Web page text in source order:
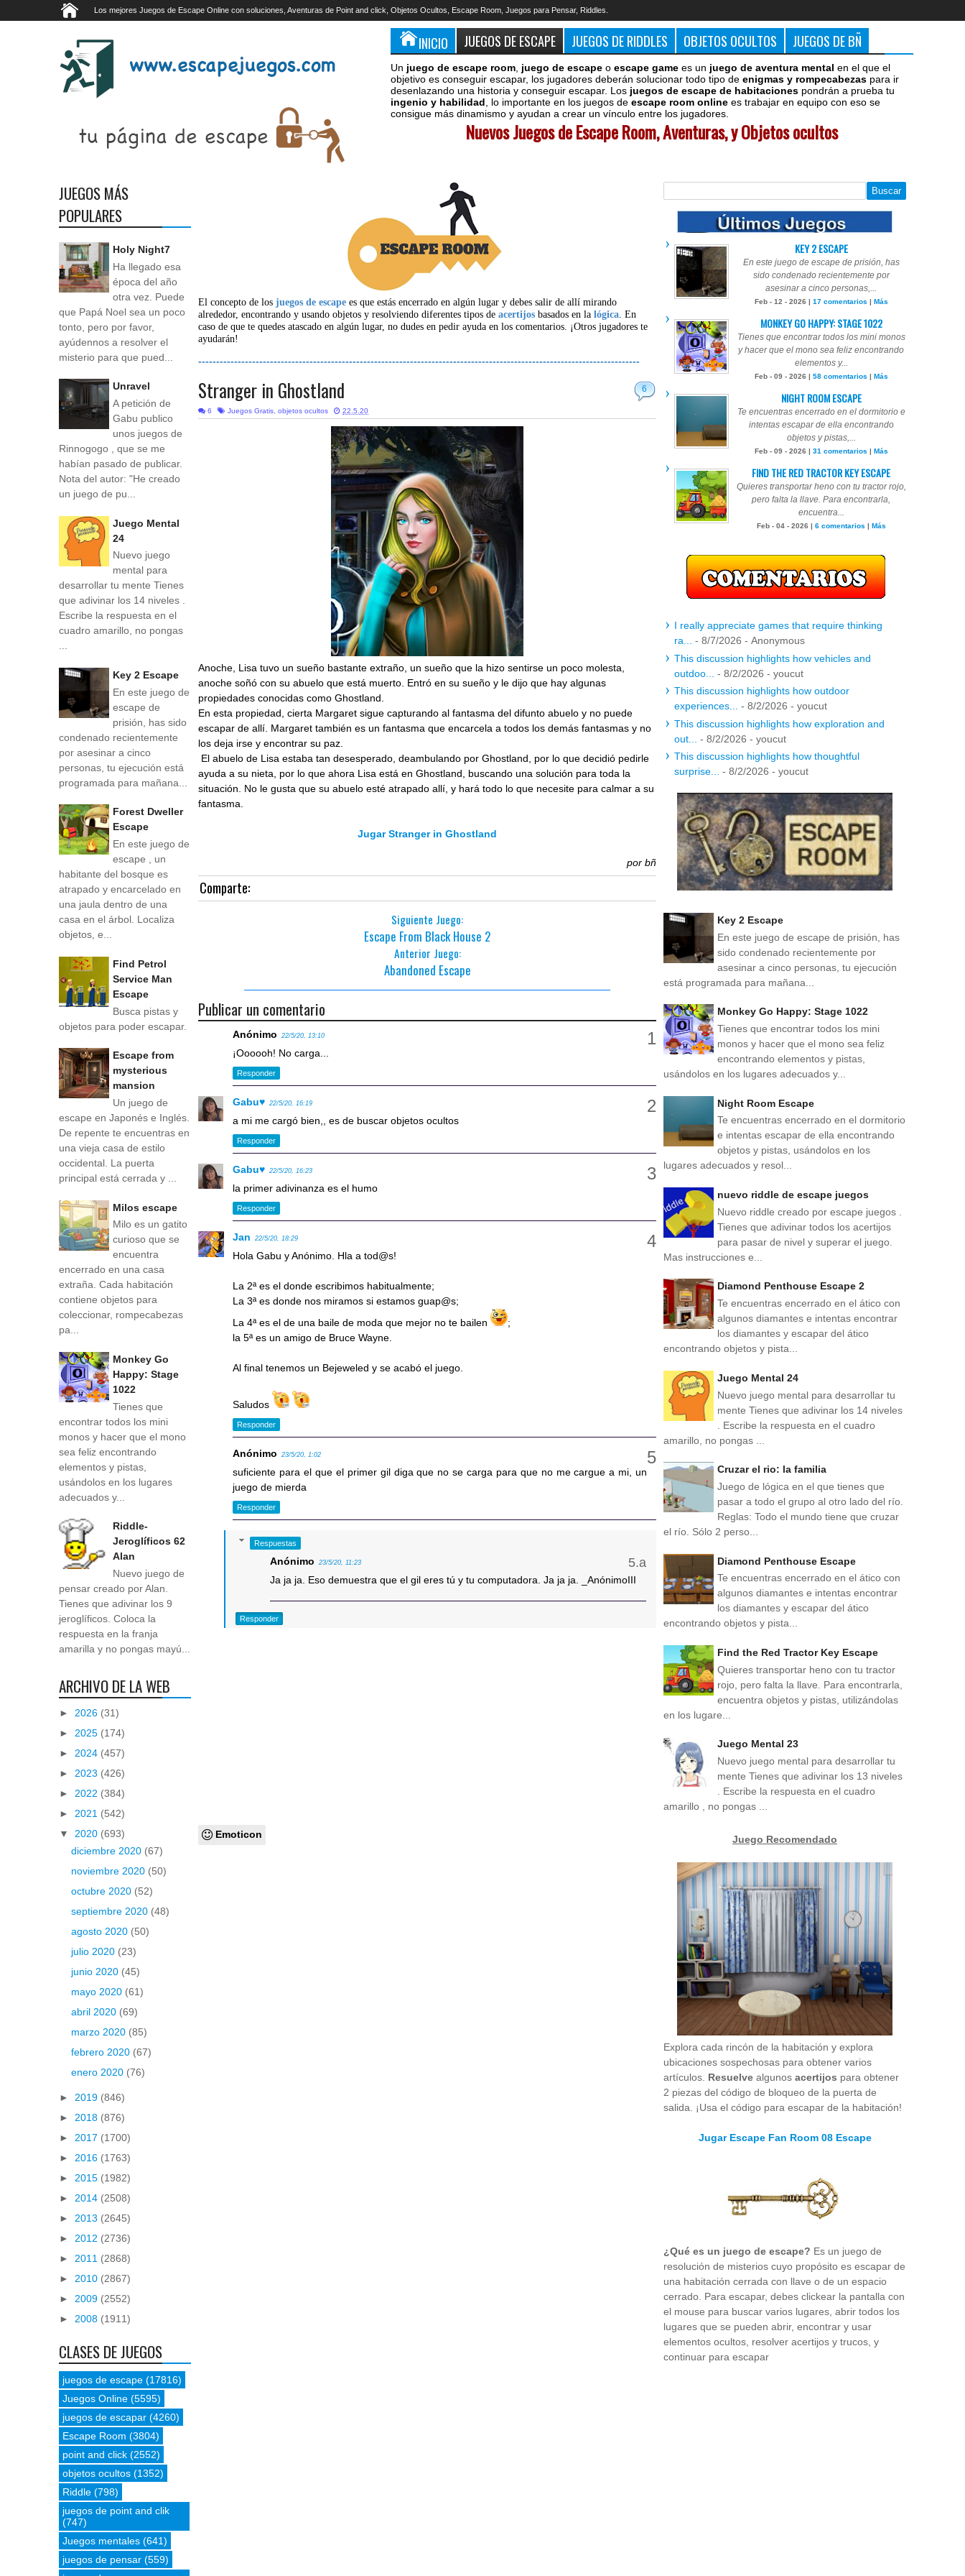
Los mejores Juegos de Escape Online con soluciones, Aventuras de Point and click, Objetos Ocultos, Escape Room, Juegos para Pensar, Riddles.
INICIO JUEGOS DE ESCAPE JUEGOS DE RIDDLES OBJETOS OCULTOS JUEGOS DE BÑ
Un juego de escape room juego de escape o escape game es un juego de aventura mental en el que el
objetivo es conseguir escapar, los jugadores deberán solucionar todo tipo de enigmas y rompecabezas para ir
desenlazando una historia y conseguir escapar. Los juegos de escape de habitaciones pondrán a prueba tu
ingenio y habilidad , lo importante en los juegos de escape room online es trabajar en equipo con eso se
consigue más dinamismo y ayudan a crear un vínculo entre los jugadores.
Nuevos Juegos de Escape Room, Aventuras, y Objetos ocultos
El concepto de losjuegos de escape es que estás encerrado en algún lugar y debes salir de allí mirando
alrededor, encontrando y usando objetos y resolviendo diferentes tipos deacertijos basados en lalógica. En
caso de que te quedes atascado en algún lugar, no dudes en pedir ayuda en los comentarios. ¡Otros jugadores te
ayudarán!
---------------------------------------------------------------------------------------------------------------------------
6
Stranger in Ghostland
6 Juegos Gratis objetos ocultos 22.5.20
Anoche, Lisa tuvo un sueño bastante extraño, un sueño que la hizo sentirse un poco molesta,
anoche soñó con su abuelo que está muerto. Entró en su sueño y le dijo que hay algunas
propiedades conocidas como Ghostland.
En esta propiedad, cierta Margaret sigue capturando al fantasma del difunto abuelo y no puede
escapar de allí. Margaret también es un fantasma que encarcela a todos los demás fantasmas y no
los deja irse y encontrar su paz.
El abuelo de Lisa estaba tan desesperado, deambulando por Ghostland, por lo que decidió pedirle
ayuda a su nieta, por lo que ahora Lisa está en Ghostland, buscando una solución para toda la
situación. No le gusta que su abuelo esté atrapado allí, y hará todo lo que necesite para calmar a su
fantasma.
Jugar Stranger in Ghostland
por bñ
Comparte:
Siguiente Juego:
Escape From Black House 2
Anterior Juego:
Abandoned Escape
Publicar un comentario
Anónimo 22/5/20, 13:10
¡Oooooh! No carga...
Responder
Gabu♥ 22/5/20, 16:19
a mi me cargó bien,, es de buscar objetos ocultos
Responder
Gabu♥ 22/5/20, 16:23
la primer adivinanza es el humo
Responder
Jan 22/5/20, 18:29
Hola Gabu y Anónimo. Hla a tod@s!
La 2ª es el donde escribimos habitualmente;
La 3ª es donde nos miramos si estamos guap@s;
La 4ª es el de una baile de moda que mejor no te bailen
;
la 5ª es un amigo de Bruce Wayne.
Al final tenemos un Bejeweled y se acabó el juego.
Saludos
Responder
Anónimo 23/5/20, 1:02
suficiente para el que el primer gil diga que no se carga para que no me cargue a mi, un
juego de mierda
Responder
Respuestas
Anónimo 23/5/20, 11:23
Ja ja ja. Eso demuestra que el gil eres tú y tu computadora. Ja ja ja. _AnónimoIII
Responder
Emoticon
JUEGOS MÁS
POPULARES
Holy Night7
Ha llegado esa
época del año
otra vez. Puede
que Papá Noel sea un poco
tonto, pero por favor,
ayúdennos a resolver el
misterio para que pued...
Unravel
A petición de
Gabu publico
unos juegos de
Rinnogogo , que se me
habían pasado de publicar.
Nota del autor: "He creado
un juego de pu...
Juego Mental
24
Nuevo juego
mental para
desarrollar tu mente Tienes
que adivinar los 14 niveles .
Escribe la respuesta en el
cuadro amarillo, no pongas
...
Key 2 Escape
En este juego de
escape de
prisión, has sido
condenado recientemente
por asesinar a cinco
personas, tu ejecución está
programada para mañana...
Forest Dweller
Escape
En este juego de
escape , un
habitante del bosque es
atrapado y encarcelado en
una jaula dentro de una
casa en el árbol. Localiza
objetos, e...
Find Petrol
Service Man
Escape
Busca pistas y
objetos para poder escapar.
Escape from
mysterious
mansion
Un juego de
escape en Japonés e Inglés.
De repente te encuentras en
una vieja casa de estilo
occidental. La puerta
principal está cerrada y ...
Milos escape
Milo es un gatito
curioso que se
encuentra
encerrado en una casa
extraña. Cada habitación
contiene objetos para
coleccionar, rompecabezas
pa...
Monkey Go
Happy: Stage
1022
Tienes que
encontrar todos los mini
monos y hacer que el mono
sea feliz encontrando
elementos y pistas,
usándolos en los lugares
adecuados y...
Riddle-
Jeroglíficos 62
Alan
Nuevo juego de
pensar creado por Alan.
Tienes que adivinar los 9
jeroglíficos. Coloca la
respuesta en la franja
amarilla y no pongas mayú...
ARCHIVO DE LA WEB
► 2026 (31)
► 2025 (174)
► 2024 (457)
► 2023 (426)
► 2022 (384)
► 2021 (542)
▼ 2020 (693)
diciembre 2020 (67)
noviembre 2020 (50)
octubre 2020 (52)
septiembre 2020 (48)
agosto 2020 (50)
julio 2020 (23)
junio 2020 (45)
mayo 2020 (61)
abril 2020 (69)
marzo 2020 (85)
febrero 2020 (67)
enero 2020 (76)
► 2019 (846)
► 2018 (876)
► 2017 (1700)
► 2016 (1763)
► 2015 (1982)
► 2014 (2508)
► 2013 (2645)
► 2012 (2736)
► 2011 (2868)
► 2010 (2867)
► 2009 (2552)
► 2008 (1911)
CLASES DE JUEGOS
juegos de escape (17816)
Juegos Online (5595)
juegos de escapar (4260)
Escape Room (3804)
point and click (2552)
objetos ocultos (1352)
Riddle (798)
juegos de point and clik
(747)
Juegos mentales (641)
juegos de pensar (559)
KEY 2 ESCAPE
En este juego de escape de prisión, has
sido condenado recientemente por
asesinar a cinco personas,...
Feb - 12 - 2026 | 17 comentarios | Más
MONKEY GO HAPPY: STAGE 1022
Tienes que encontrar todos los mini monos
y hacer que el mono sea feliz encontrando
elementos y...
Feb - 09 - 2026 | 58 comentarios | Más
NIGHT ROOM ESCAPE
Te encuentras encerrado en el dormitorio e
intentas escapar de ella encontrando
objetos y pistas,...
Feb - 09 - 2026 | 31 comentarios | Más
FIND THE RED TRACTOR KEY ESCAPE
Quieres transportar heno con tu tractor rojo,
pero falta la llave. Para encontrarla,
encuentra...
Feb - 04 - 2026 | 6 comentarios | Más
I really appreciate games that require thinking
ra...
- 8/7/2026 - Anonymous
This discussion highlights how vehicles and
outdoo...
- 8/2/2026 - youcut
This discussion highlights how outdoor
experiences...
- 8/2/2026 - youcut
This discussion highlights how exploration and
out...
- 8/2/2026 - youcut
This discussion highlights how thoughtful
surprise...
- 8/2/2026 - youcut
Key 2 Escape
En este juego de escape de prisión, has
sido condenado recientemente por
asesinar a cinco personas, tu ejecución
está programada para mañana...
Monkey Go Happy: Stage 1022
Tienes que encontrar todos los mini
monos y hacer que el mono sea feliz
encontrando elementos y pistas,
usándolos en los lugares adecuados y...
Night Room Escape
Te encuentras encerrado en el dormitorio
e intentas escapar de ella encontrando
objetos y pistas, usándolos en los
lugares adecuados y resol...
nuevo riddle de escape juegos
Nuevo riddle creado por escape juegos .
Tienes que adivinar todos los acertijos
para pasar de nivel y superar el juego.
Mas instrucciones e...
Diamond Penthouse Escape 2
Te encuentras encerrado en el ático con
algunos diamantes e intentas encontrar
los diamantes y escapar del ático
encontrando objetos y pista...
Juego Mental 24
Nuevo juego mental para desarrollar tu
mente Tienes que adivinar los 14 niveles
. Escribe la respuesta en el cuadro
amarillo, no pongas ...
Cruzar el rio: la familia
Juego de lógica en el que tienes que
pasar a todo el grupo al otro lado del río.
Reglas: Todo el mundo tiene que cruzar
el río. Sólo 2 perso...
Diamond Penthouse Escape
Te encuentras encerrado en el ático con
algunos diamantes e intentas encontrar
los diamantes y escapar del ático
encontrando objetos y pista...
Find the Red Tractor Key Escape
Quieres transportar heno con tu tractor
rojo, pero falta la llave. Para encontrarla,
encuentra objetos y pistas, utilizándolas
en los lugare...
Juego Mental 23
Nuevo juego mental para desarrollar tu
mente Tienes que adivinar los 13 niveles
. Escribe la respuesta en el cuadro
amarillo , no pongas ...
Juego Recomendado
Explora cada rincón de la habitación y explora
ubicaciones sospechosas para obtener varios
artículos. Resuelve algunos acertijos para obtener
2 piezas del código de bloqueo de la puerta de
salida. ¡Usa el código para escapar de la habitación!
Jugar Escape Fan Room 08 Escape
¿Qué es un juego de escape? Es un juego de
resolución de misterios cuyo propósito es escapar de
una habitación cerrada con llave o de un espacio
cerrado. Para escapar, debes clickear la pantalla con
el mouse para buscar varios lugares, abrir todos los
lugares que se pueden abrir, encontrar y usar
elementos ocultos, resolver acertijos y trucos, y
continuar para escapar